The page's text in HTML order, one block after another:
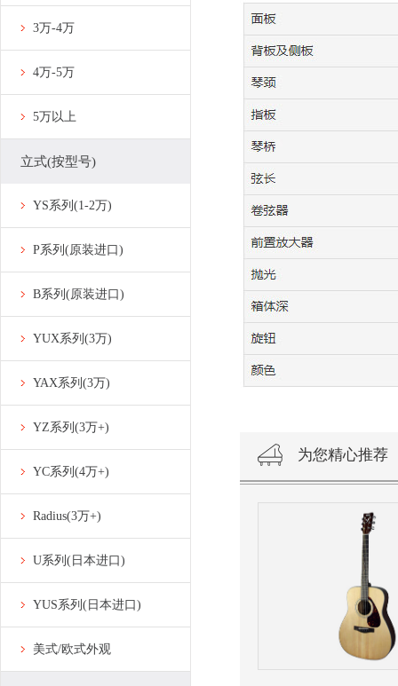
3万-4万
4万-5万
5万以上
立式(按型号)
YS系列(1-2万)
P系列(原装进口)
B系列(原装进口)
YUX系列(3万)
YAX系列(3万)
YZ系列(3万+)
YC系列(4万+)
Radius(3万+)
U系列(日本进口)
YUS系列(日本进口)
美式/欧式外观
为您精心推荐